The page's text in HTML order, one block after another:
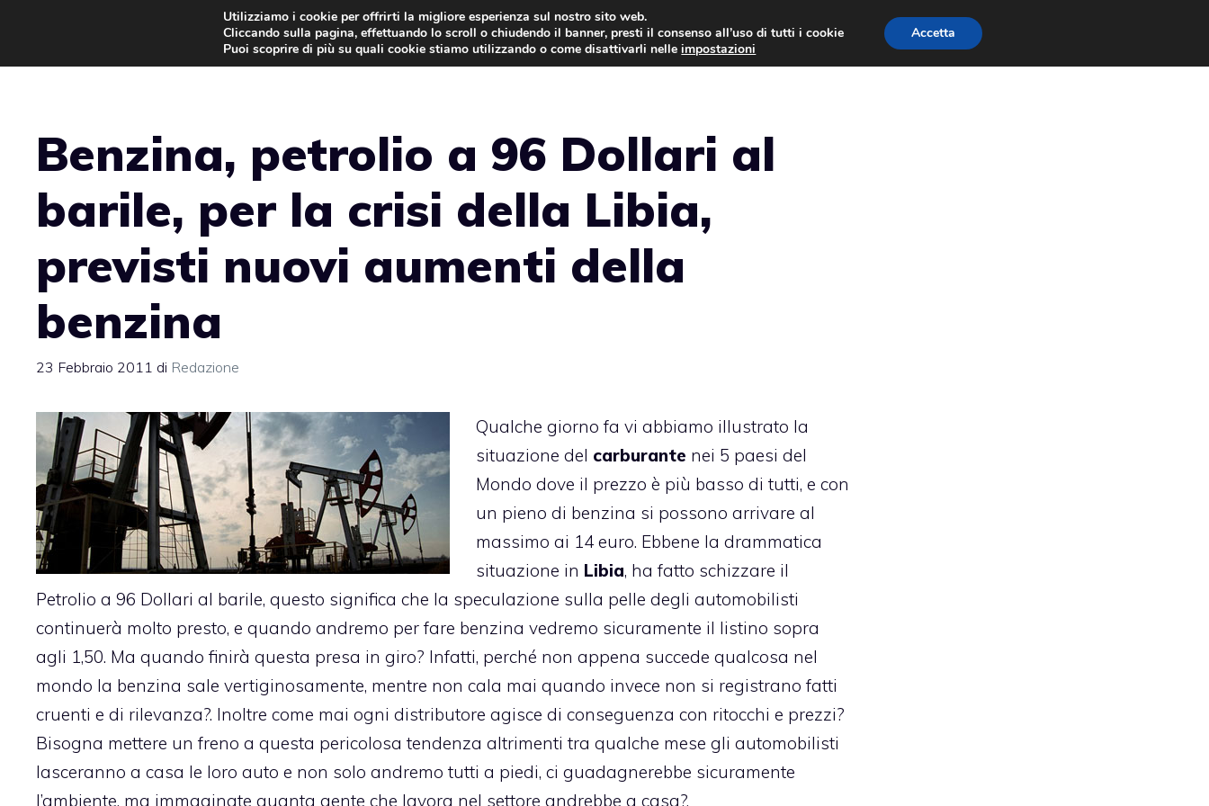
contenuto
AUTO NEWS EVENTI E FIERE
Benzina, petrolio a 96 Dollari al
barile, per la crisi della Libia,
previsti nuovi aumenti della
benzina
23 Febbraio 2011 di Redazione
Qualche giorno fa vi abbiamo illustrato la
situazione del carburante nei 5 paesi del
Mondo dove il prezzo è più basso di tutti, e con
un pieno di benzina si possono arrivare al
massimo ai 14 euro. Ebbene la drammatica
situazione in Libia, ha fatto schizzare il
Petrolio a 96 Dollari al barile, questo significa che la speculazione sulla pelle degli automobilisti
continuerà molto presto, e quando andremo per fare benzina vedremo sicuramente il listino sopra
agli 1,50. Ma quando finirà questa presa in giro? Infatti, perché non appena succede qualcosa nel
mondo la benzina sale vertiginosamente, mentre non cala mai quando invece non si registrano fatti
cruenti e di rilevanza?. Inoltre come mai ogni distributore agisce di conseguenza con ritocchi e prezzi?
Bisogna mettere un freno a questa pericolosa tendenza altrimenti tra qualche mese gli automobilisti
lasceranno a casa le loro auto e non solo andremo tutti a piedi, ci guadagnerebbe sicuramente
l’ambiente, ma immaginate quanta gente che lavora nel settore andrebbe a casa?.
Utilizziamo i cookie per offrirti la migliore esperienza sul nostro sito web.
Cliccando sulla pagina, effettuando lo scroll o chiudendo il banner, presti il consenso all’uso di tutti i cookie
Puoi scoprire di più su quali cookie stiamo utilizzando o come disattivarli nelleimpostazioni
Accetta